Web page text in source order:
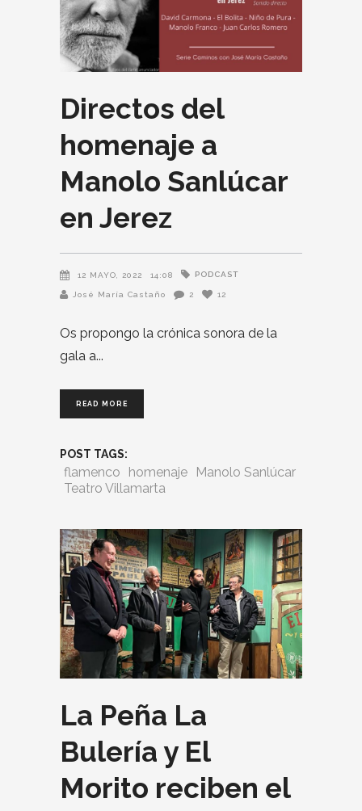
Directos del
homenaje a
Manolo Sanlúcar
en Jerez
12 MAYO, 2022 14:08 PODCAST
José María Castaño 2 12
Os propongo la crónica sonora de la
gala a
READ MORE
POST TAGS:
flamenco homenaje
Manolo Sanlúcar
Teatro Villamarta
La Peña La
Bulería y El
Morito reciben el